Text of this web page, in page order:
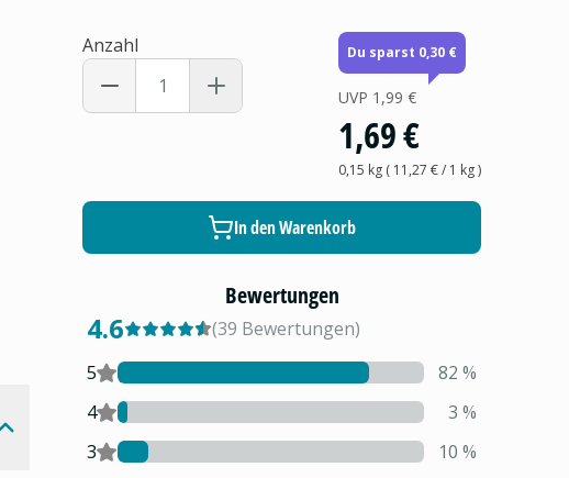
Anzahl Du sparst 0,30 €
UVP 1,99 €
1,69 €
0,15 kg( 11,27 €/ 1 kg)
In den Warenkorb
Bewertungen
4.6 (39 Bewertungen)
5
82 %
4
3 %
3
10 %